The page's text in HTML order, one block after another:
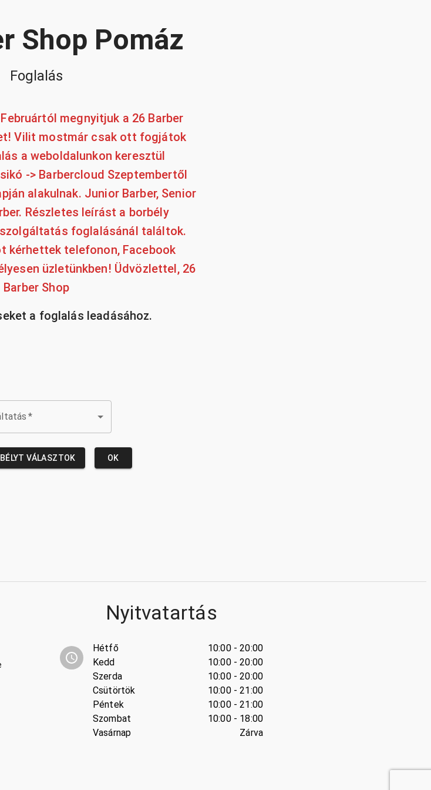
Shop Pomáz
Foglalás
megnyitjuk a 26 Barber
Vilit mostmár csak ott fogjátok
a weboldalunkon keresztül
-> Barbercloud Szeptembertől
alakulnak. Junior Barber, Senior
Részletes leírást a borbély
foglalásánál találtok.
kérhettek telefonon, Facebook
üzletünkben! Üdvözlettel, 26
Barber Shop
a foglalás leadásához.
*
VÁLASZTOK OK
Nyitvatartás
Hétfő
Kedd
Szerda
Csütörtök
Péntek
Szombat
Vasárnap
10:00 - 20:00
10:00 - 20:00
10:00 - 20:00
10:00 - 21:00
10:00 - 21:00
10:00 - 18:00
Zárva